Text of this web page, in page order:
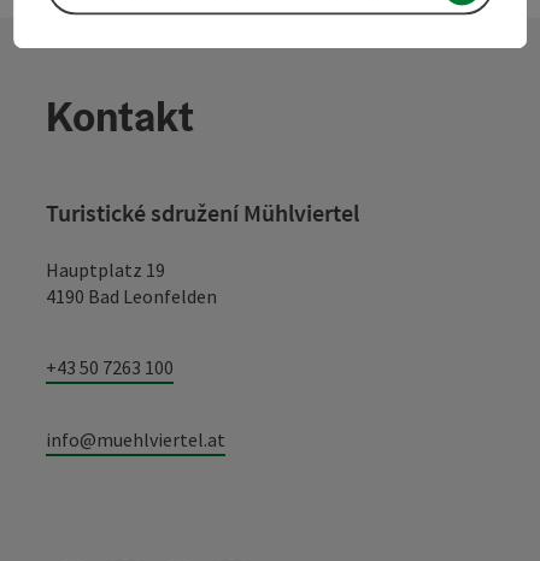
Kontakt
Turistické sdružení Mühlviertel
Hauptplatz 19
4190 Bad Leonfelden
+43 50 7263 100
info@muehlviertel.at